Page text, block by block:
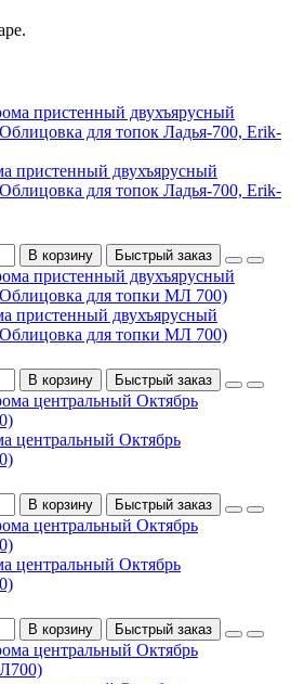
пристенный двухъярусный
для топок Ладья-700, Erik-
В корзину Быстрый заказ
пристенный двухъярусный
для топки МЛ 700)
В корзину Быстрый заказ
центральный Октябрь
В корзину Быстрый заказ
центральный Октябрь
В корзину Быстрый заказ